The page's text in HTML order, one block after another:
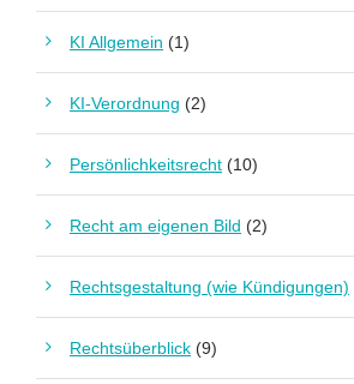
KI Allgemein (1)
KI-Verordnung (2)
Persönlichkeitsrecht (10)
Recht am eigenen Bild (2)
Rechtsgestaltung (wie Kündigungen)
Rechtsüberblick (9)